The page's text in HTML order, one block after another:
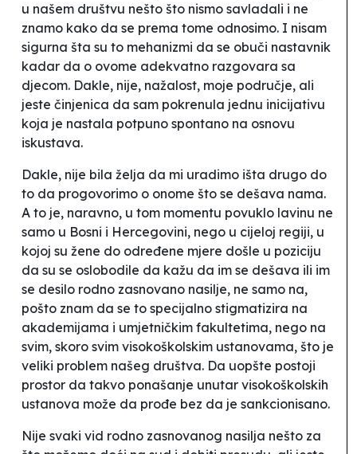
u našem društvu nešto što nismo savladali i ne
znamo kako da se prema tome odnosimo. I nisam
sigurna šta su to mehanizmi da se obuči nastavnik
kadar da o ovome adekvatno razgovara sa
djecom. Dakle, nije, nažalost, moje područje, ali
jeste činjenica da sam pokrenula jednu inicijativu
koja je nastala potpuno spontano na osnovu
iskustava.
Dakle, nije bila želja da mi uradimo išta drugo do
to da progovorimo o onome što se dešava nama.
A to je, naravno, u tom momentu povuklo lavinu ne
samo u Bosni i Hercegovini, nego u cijeloj regiji, u
kojoj su žene do određene mjere došle u poziciju
da su se oslobodile da kažu da im se dešava ili im
se desilo rodno zasnovano nasilje, ne samo na,
pošto znam da se to specijalno stigmatizira na
akademijama i umjetničkim fakultetima, nego na
svim, skoro svim visokoškolskim ustanovama, što je
veliki problem našeg društva. Da uopšte postoji
prostor da takvo ponašanje unutar visokoškolskih
ustanova može da prođe bez da je sankcionisano.
Nije svaki vid rodno zasnovanog nasilja nešto za